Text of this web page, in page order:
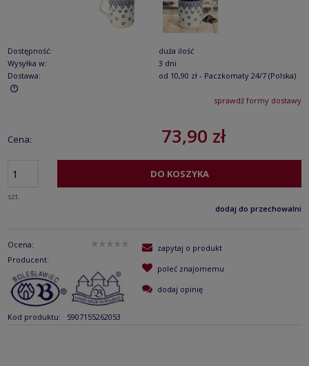
Dostępność:
duża ilość
Wysyłka w:
3 dni
Dostawa:
od 10,90 zł - Paczkomaty 24/7 (Polska)
Cena nie zawiera ewentualnych kosztów płatnościsprawdź formy dostawy
Cena: 73,90 zł
szt.
DO KOSZYKA
dodaj do przechowalni
Ocena:
Producent:
Kod produktu: 5907155262053
zapytaj o produkt
poleć znajomemu
dodaj opinię